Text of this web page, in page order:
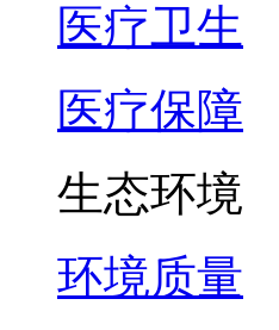
医疗卫生
医疗保障
生态环境
环境质量